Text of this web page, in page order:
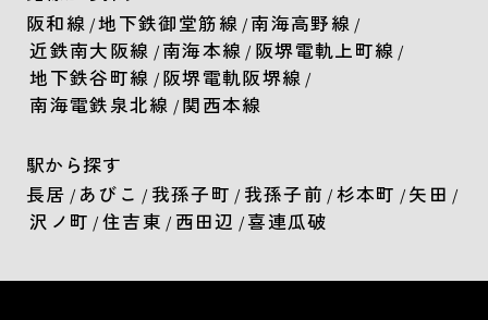
阪和線 /地下鉄御堂筋線 /南海高野線 /
近鉄南大阪線 /南海本線 / 阪堺電軌上町線 /
地下鉄谷町線 / 阪堺電軌阪堺線 /
南海電鉄泉北線 / 関西本線
駅から探す
長居 / あびこ / 我孫子町 / 我孫子前 / 杉本町 / 矢田 /
沢ノ町 / 住吉東 / 西田辺 /喜連瓜破